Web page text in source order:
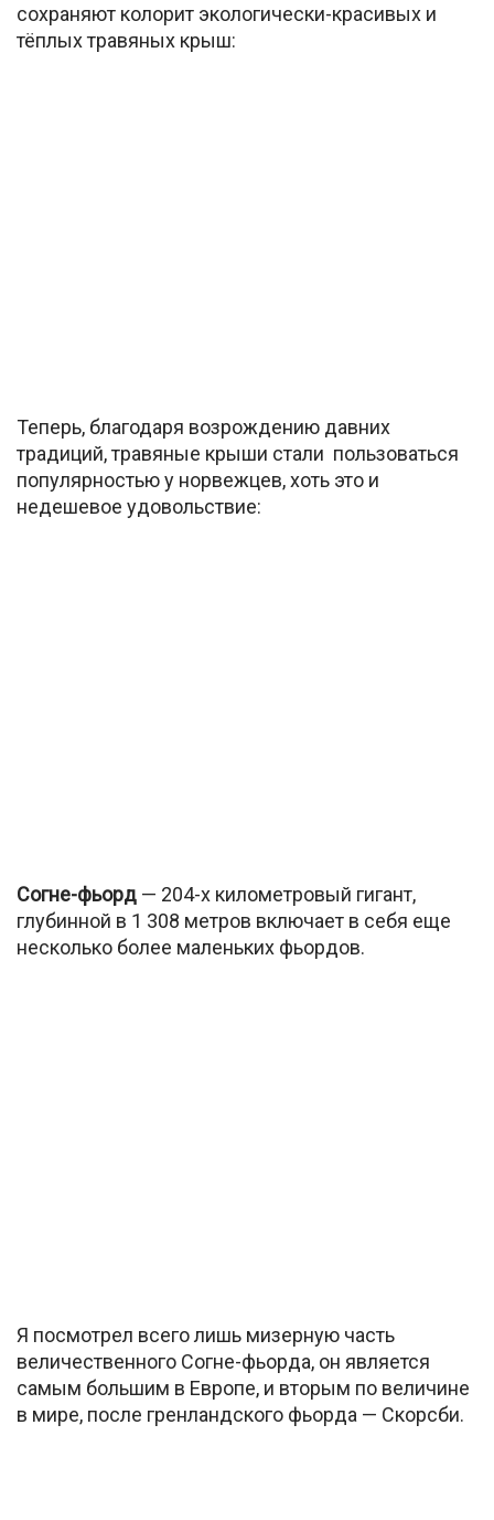
сохраняют колорит экологически-красивых и
тёплых травяных крыш:
Теперь, благодаря возрождению давних
традиций, травяные крыши стали пользоваться
популярностью у норвежцев, хоть это и
недешевое удовольствие:
Согне-фьорд — 204-х километровый гигант,
глубинной в 1 308 метров включает в себя еще
несколько более маленьких фьордов.
Я посмотрел всего лишь мизерную часть
величественного Согне-фьорда, он является
самым большим в Европе, и вторым по величине
в мире, после гренландского фьорда — Скорсби.